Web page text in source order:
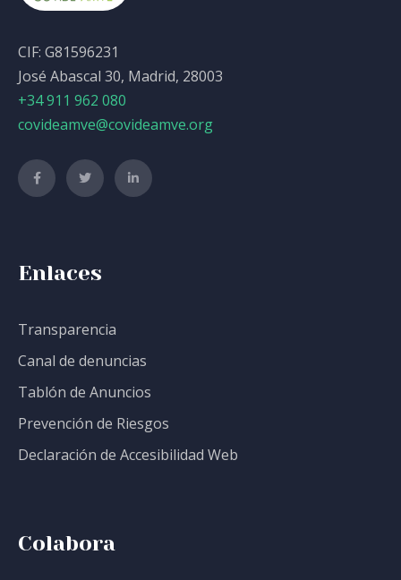
CIF: G81596231
José Abascal 30, Madrid, 28003
+34 911 962 080
covideamve@covideamve.org
Enlaces
Transparencia
Canal de denuncias
Tablón de Anuncios
Prevención de Riesgos
Declaración de Accesibilidad Web
Colabora